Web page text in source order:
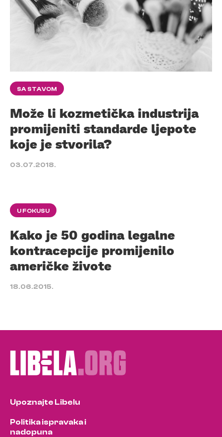
SA STAVOM
Može li kozmetička industrija
promijeniti standarde ljepote
koje je stvorila?
03.07.2018.
U FOKUSU
Kako je 50 godina legalne
kontracepcije promijenilo
američke živote
18.06.2015.
Upoznajte Libelu
Politika ispravaka i
nadopuna